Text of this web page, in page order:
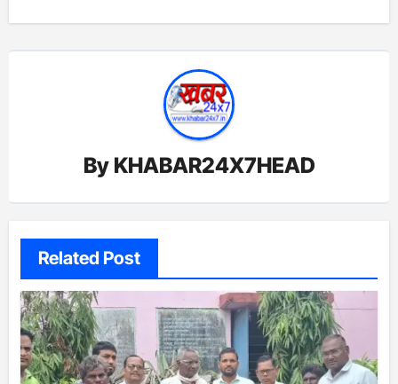
By KHABAR24X7HEAD
Related Post